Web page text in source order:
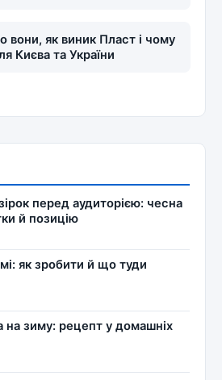
вони, як виник Пласт і чому
Києва та України
перед аудиторією: чесна
й позицію
як зробити й що туди
на зиму: рецепт у домашніх